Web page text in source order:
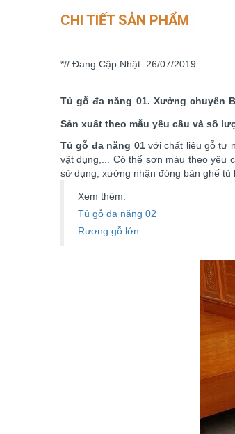
CHI TIẾT SẢN PHẨM
*// Đang Cập Nhật: 26/07/2019
Tủ gỗ đa năng 01. Xưởng chuyên
Sản xuất theo mẫu yêu cầu và số
Tủ gỗ đa năng 01với chất liệu gỗ tự
vật dụng,... Có thể sơn màu theo yêu
sử dụng, xưởng nhận đóng bàn ghế tủ
Xem thêm:
Tủ gỗ đa năng 02
Rương gỗ lớn